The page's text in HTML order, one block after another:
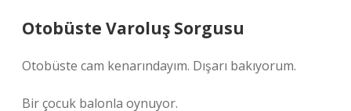
Otobüste Varoluş Sorgusu
Otobüste cam kenarındayım. Dışarı bakıyorum.
Bir çocuk balonla oynuyor.